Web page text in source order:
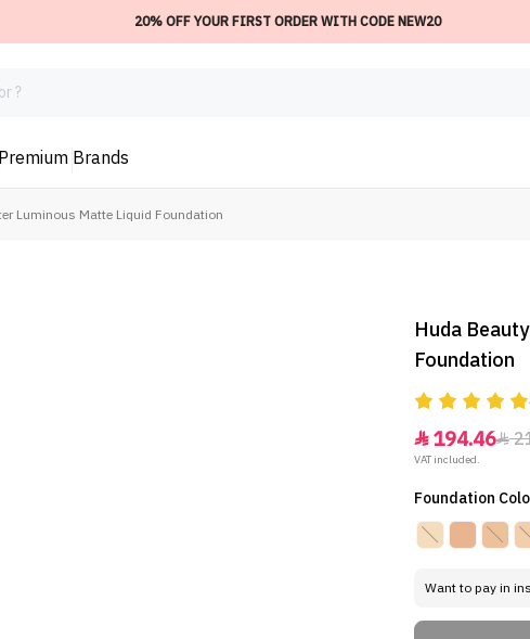
20% OFF YOUR FIRST ORDER WITH CODE NEW20
Premium Brands
Luminous Matte Liquid Foundation
Huda
Foundation
194.46
VAT included.
Foundation
Want to pay in